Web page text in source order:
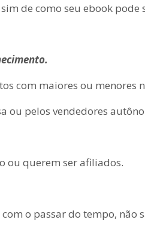
de como seu ebook
com maiores ou menores
ou pelos vendedores
ou querem ser afiliados.
o passar do tempo,